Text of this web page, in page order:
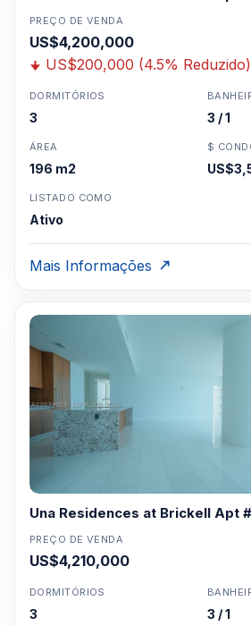
PREÇO DE VENDA
US$4,200,000
US$200,000 (4.5% Reduzido)
DORMITÓRIOS
3 3 / 1
ÁREA
196 m2
$
LISTADO COMO
Ativo
Mais Informações
Una Residences at Brickell Apt
PREÇO DE VENDA
US$4,210,000
DORMITÓRIOS
3 3 / 1